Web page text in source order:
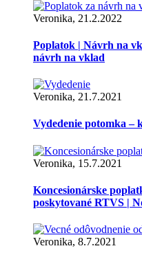
Veronika, 21.2.2022
Poplatok | Návrh na
návrh na vklad
Veronika, 21.7.2021
Vydedenie potomka –
Veronika, 15.7.2021
Koncesionárske
poskytované RTVS |
Veronika, 8.7.2021